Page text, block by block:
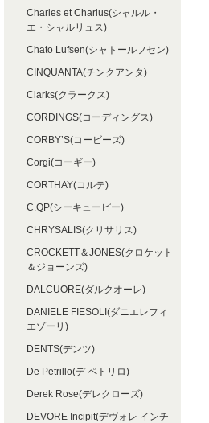
Charles et Charlus(シャルル・
エ・シャルリュス)
Chato Lufsen(シャトールフセン)
CINQUANTA(チンクアンタ)
Clarks(クラークス)
CORDINGS(コーディングス)
CORBY’S(コービーズ)
Corgi(コーギー)
CORTHAY(コルテ)
C.QP(シーキューピー)
CHRYSALIS(クリサリス)
CROCKETT＆JONES(クロケット
＆ジョーンズ)
DALCUORE(ダルクオーレ)
DANIELE FIESOLI(ダニエレフィ
エゾーリ)
DENTS(デンツ)
De Petrillo(デ ペトリロ)
Derek Rose(デレクローズ)
DEVORE Incipit(デヴォレ インチ